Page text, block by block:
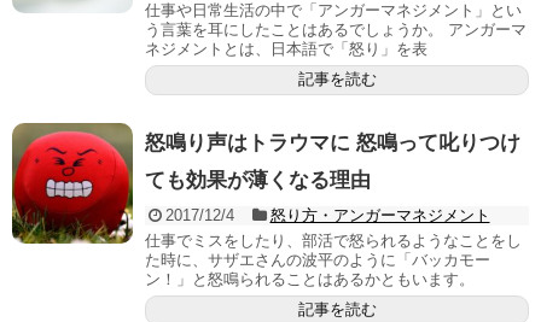
仕事や日常生活の中で「アンガーマネジメント」とい
う言葉を耳にしたことはあるでしょうか。 アンガーマ
ネジメントとは、日本語で「怒り」を表
記事を読む
怒鳴り声はトラウマに 怒鳴って叱りつけ
ても効果が薄くなる理由
2017/12/4
怒り方・アンガーマネジメント
仕事でミスをしたり、部活で怒られるようなことをし
た時に、サザエさんの波平のように「バッカモー
ン！」と怒鳴られることはあるかともいます。
記事を読む